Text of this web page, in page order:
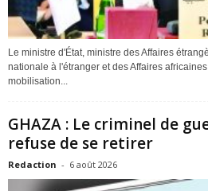
Le ministre d'État, ministre des Affaires
nationale à l'étranger et des Affaires
mobilisation...
GHAZA : Le criminel de
refuse de se retirer
Redaction - 6 août 2026